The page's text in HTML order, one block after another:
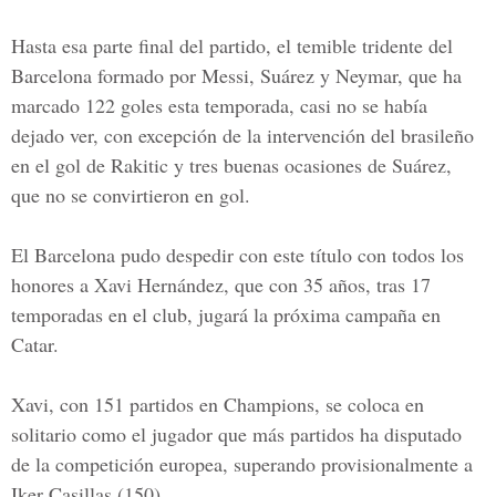
Hasta esa parte final del partido, el temible tridente del
Barcelona formado por Messi, Suárez y Neymar, que ha
marcado 122 goles esta temporada, casi no se había
dejado ver, con excepción de la intervención del brasileño
en el gol de Rakitic y tres buenas ocasiones de Suárez,
que no se convirtieron en gol.
El Barcelona pudo despedir con este título con todos los
honores a Xavi Hernández, que con 35 años, tras 17
temporadas en el club, jugará la próxima campaña en
Catar.
Xavi, con 151 partidos en Champions, se coloca en
solitario como el jugador que más partidos ha disputado
de la competición europea, superando provisionalmente a